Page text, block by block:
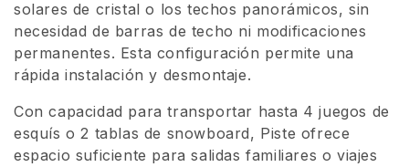
ó
n
solares de cristal o los techos panorámicos, sin
necesidad de barras de techo ni modificaciones
permanentes. Esta configuración permite una
rápida instalación y desmontaje.
Con capacidad para transportar hasta 4 juegos de
esquís o 2 tablas de snowboard, Piste ofrece
espacio suficiente para salidas familiares o viajes